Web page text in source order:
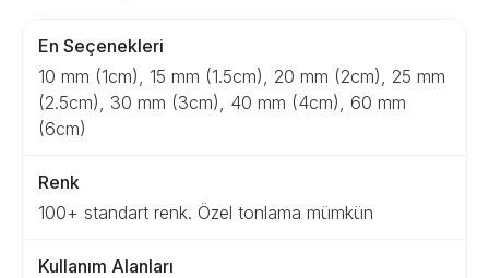
En Seçenekleri
10 mm (1cm), 15 mm (1.5cm), 20 mm (2cm), 25 mm
(2.5cm), 30 mm (3cm), 40 mm (4cm), 60 mm
(6cm)
Renk
100+ standart renk. Özel tonlama mümkün
Kullanım Alanları